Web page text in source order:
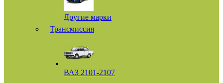
Другие марки
Трансмиссия
ВАЗ 2101-2107